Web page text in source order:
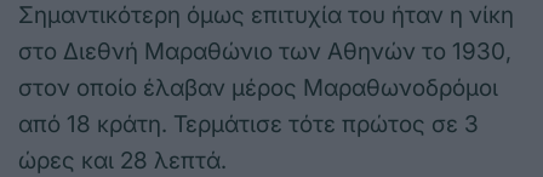
Σημαντικότερη όμως επιτυχία του ήταν η νίκη
στο Διεθνή Μαραθώνιο των Αθηνών το 1930,
στον οποίο έλαβαν μέρος Μαραθωνοδρόμοι
από 18 κράτη. Τερμάτισε τότε πρώτος σε 3
ώρες και 28 λεπτά.